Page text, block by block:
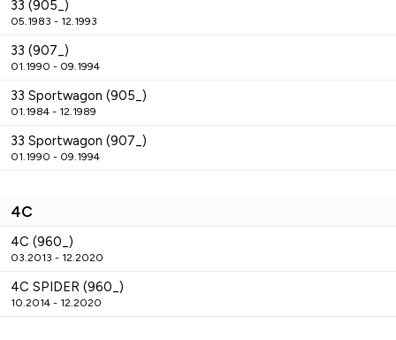
33 (905_)
05.1983 - 12.1993
33 (907_)
01.1990 - 09.1994
33 Sportwagon (905_)
01.1984 - 12.1989
33 Sportwagon (907_)
01.1990 - 09.1994
4C
4C (960_)
03.2013 - 12.2020
4C SPIDER (960_)
10.2014 - 12.2020